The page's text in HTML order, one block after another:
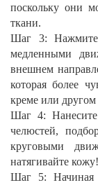
поскольку они
ткани.
Шаг 3:
медленными
внешнем
которая более
креме или другом
Шаг 4:
челюстей,
круговыми
натягивайте кожу!
Шаг 5: Начиная